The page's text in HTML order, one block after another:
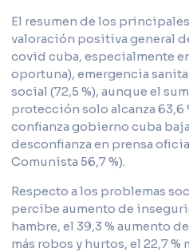
El resumen de los
valoración positiva general
covid cuba, especialmente
oportuna), emergencia
social (72,5 %), aunque el
protección solo alcanza 63,6
confianza gobierno cuba
desconfianza en prensa
Comunista 56,7 %).
Respecto a los problemas
percibe aumento de
hambre, el 39,3 % aumento
más robos y hurtos, el 22,7